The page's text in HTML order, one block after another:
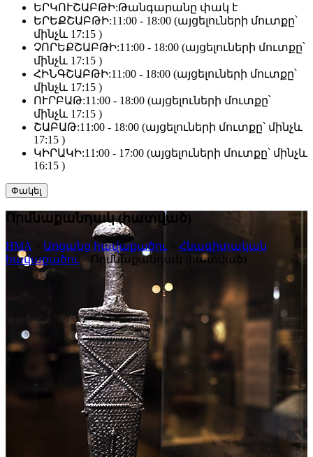
ԵՐԿՈՒՇԱԲԹԻ:Թանգարանը փակ է
ԵՐԵՔՇԱԲԹԻ:11:00 - 18:00 (այցելուների մուտքը՝
մինչև 17:15 )
ՉՈՐԵՔՇԱԲԹԻ:11:00 - 18:00 (այցելուների մուտքը՝
մինչև 17:15 )
ՀԻՆԳՇԱԲԹԻ:11:00 - 18:00 (այցելուների մուտքը՝
մինչև 17:15 )
ՈՒՐԲԱԹ:11:00 - 18:00 (այցելուների մուտքը՝
մինչև 17:15 )
ՇԱԲԱԹ:11:00 - 18:00 (այցելուների մուտքը՝ մինչև
17:15 )
ԿԻՐԱԿԻ:11:00 - 17:00 (այցելուների մուտքը՝ մինչև
16:15 )
Փակել
Որմնաքանդակ (հատված)
HMA Առցանց հավաքածու
Հնագիտական
հավաքածու > Որմնաքանդակ (հատված)